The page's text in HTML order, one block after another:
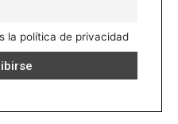
la política de privacidad